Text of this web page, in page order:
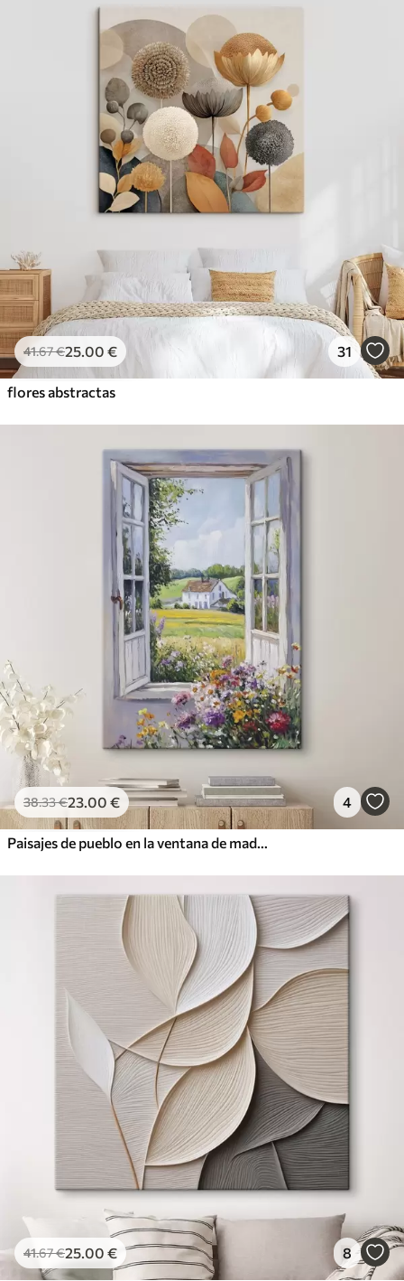
41.67€25.00 € 31
flores abstractas
38.33€23.00 € 4
Paisajes de pueblo en la ventana de madera, flores, campos, estilo de aceite, casa de campo
41.67€25.00 € 8